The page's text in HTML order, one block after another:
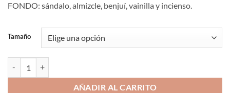
FONDO: sándalo, almizcle, benjuí, vainilla y incienso.
Tamaño
AÑADIR AL CARRITO